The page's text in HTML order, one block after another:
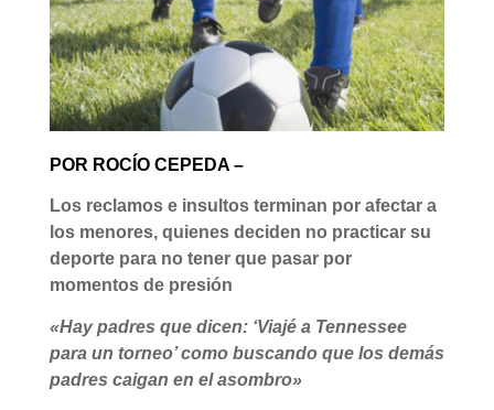
POR ROCÍO CEPEDA –
Los reclamos e insultos terminan por afectar a
los menores, quienes deciden no practicar su
deporte para no tener que pasar por
momentos de presión
«Hay padres que dicen: ‘Viajé a Tennessee
para un torneo’ como buscando que los demás
padres caigan en el asombro»